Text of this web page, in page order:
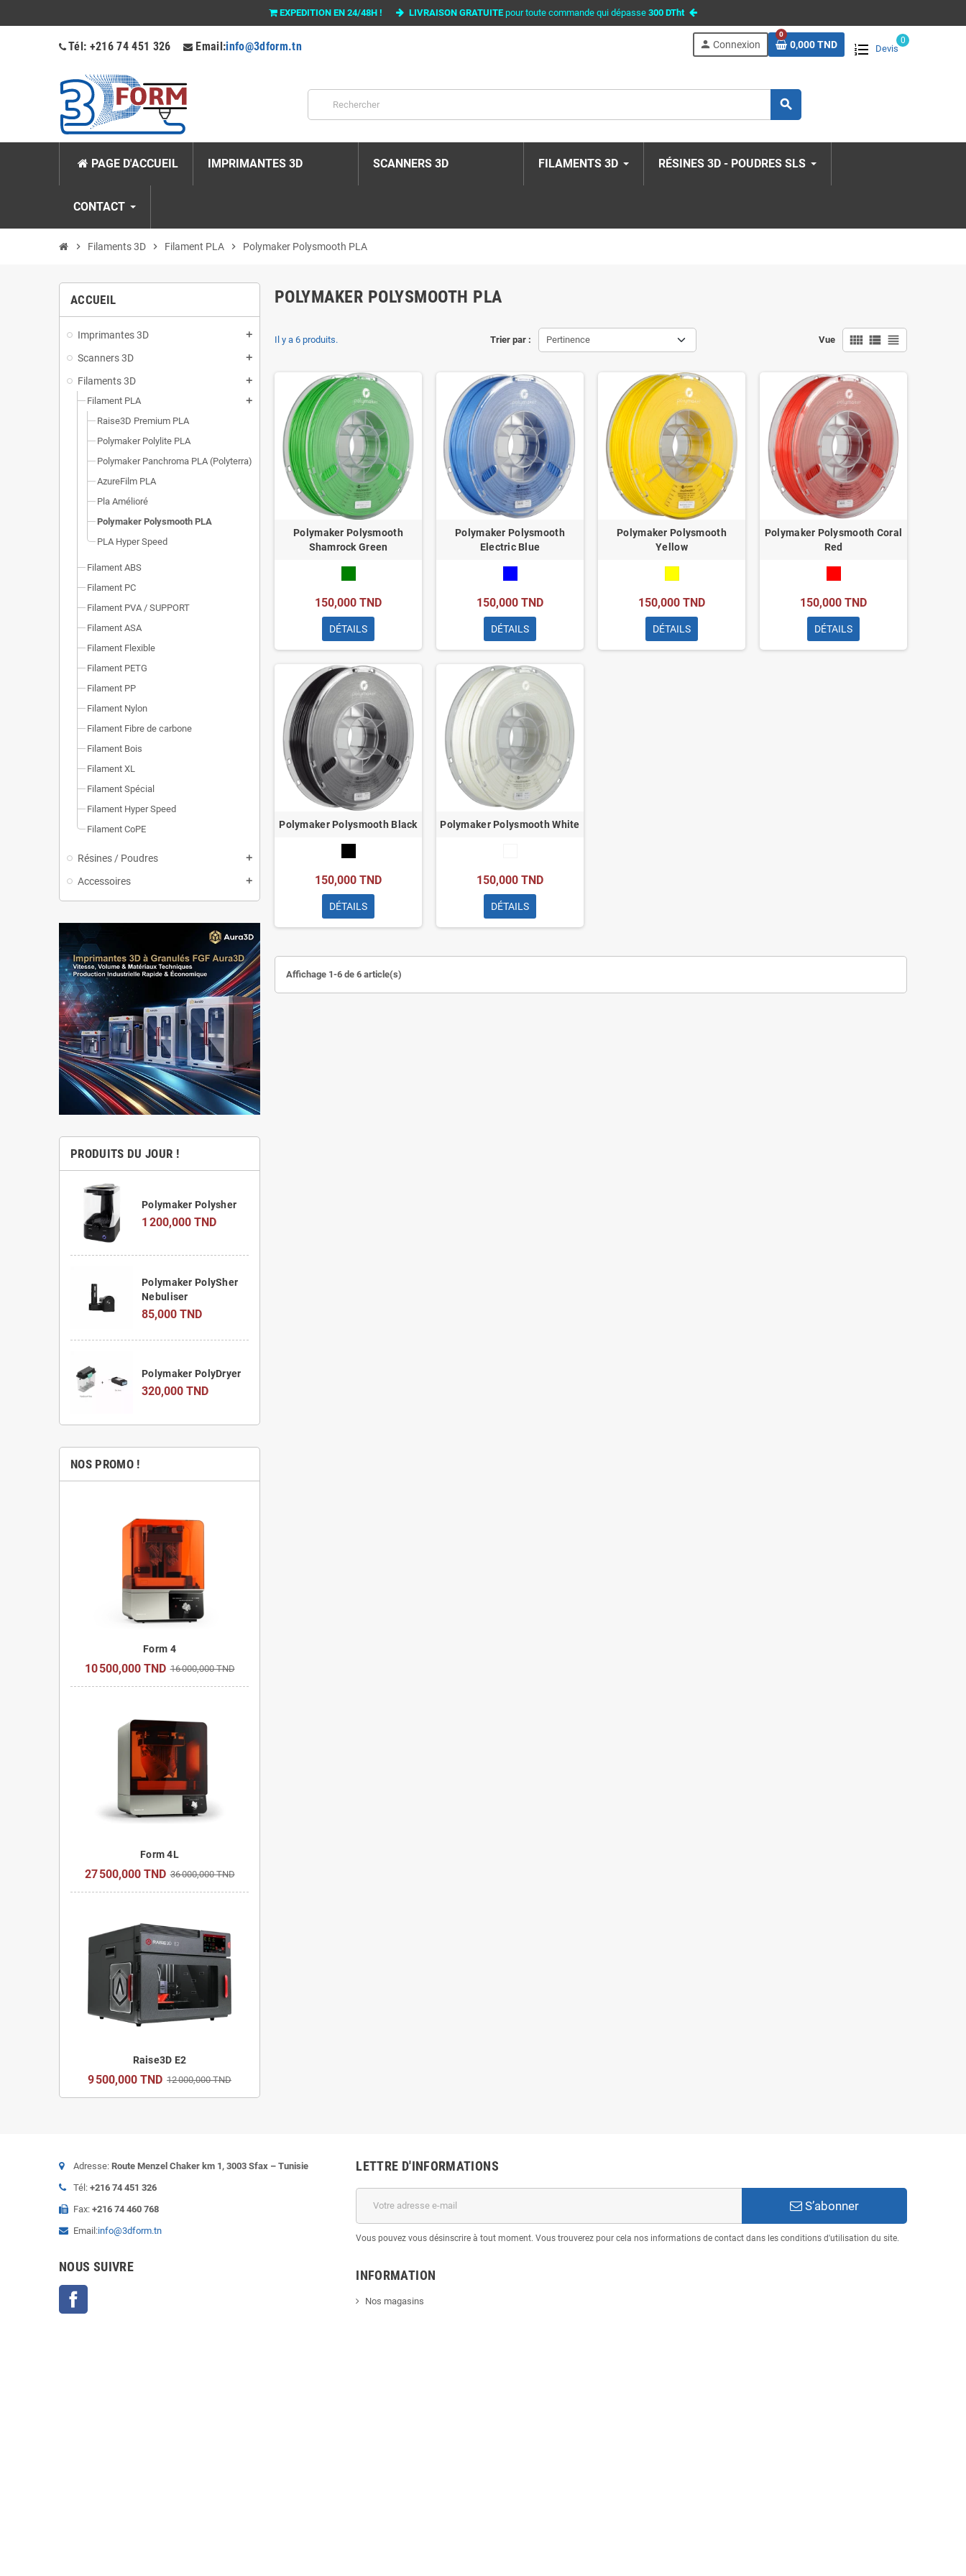
EXPEDITION EN 24/48H ! LIVRAISON GRATUITE pour toute commande qui dépasse 300 DTht
Tél: +216 74 451 326 Email:info@3dform.tn person Connexion
0
0,000 TND Devis
0
search
PAGE D'ACCUEIL IMPRIMANTES 3D SCANNERS 3D FILAMENTS 3D RÉSINES 3D - POUDRES SLS
CONTACT
chevron_right Filaments 3D chevron_right Filament PLA chevron_right Polymaker Polysmooth PLA
ACCUEIL
Imprimantes 3D add
Scanners 3D add
Filaments 3D add
Filament PLA add
Raise3D Premium PLA
Polymaker Polylite PLA
Polymaker Panchroma PLA (Polyterra)
AzureFilm PLA
Pla Amélioré
Polymaker Polysmooth PLA
PLA Hyper Speed
Filament ABS
Filament PC
Filament PVA / SUPPORT
Filament ASA
Filament Flexible
Filament PETG
Filament PP
Filament Nylon
Filament Fibre de carbone
Filament Bois
Filament XL
Filament Spécial
Filament Hyper Speed
Filament CoPE
Résines / Poudres add
Accessoires add
PRODUITS DU JOUR !
Polymaker Polysher
1 200,000 TND
Polymaker PolySher
Nebuliser
85,000 TND
Polymaker PolyDryer
320,000 TND
NOS PROMO !
Form 4
10 500,000 TND 16 000,000 TND
Form 4L
27 500,000 TND 36 000,000 TND
Raise3D E2
9 500,000 TND 12 000,000 TND
POLYMAKER POLYSMOOTH PLA
Trier par : Pertinence Vue view_comfy view_list view_headline
Il y a 6 produits.
Polymaker Polysmooth
Shamrock Green
150,000 TND
DÉTAILS
Polymaker Polysmooth
Electric Blue
150,000 TND
DÉTAILS
Polymaker Polysmooth
Yellow
150,000 TND
DÉTAILS
Polymaker Polysmooth Coral
Red
150,000 TND
DÉTAILS
Polymaker Polysmooth Black
150,000 TND
DÉTAILS
Polymaker Polysmooth White
150,000 TND
DÉTAILS
Affichage 1-6 de 6 article(s)
Adresse: Route Menzel Chaker km 1, 3003 Sfax – Tunisie
Tél: +216 74 451 326
Fax: +216 74 460 768
Email:info@3dform.tn
NOUS SUIVRE
LETTRE D'INFORMATIONS
S’abonner
Vous pouvez vous désinscrire à tout moment. Vous trouverez pour cela nos informations de contact dans les conditions d'utilisation du site.
INFORMATION
Nos magasins